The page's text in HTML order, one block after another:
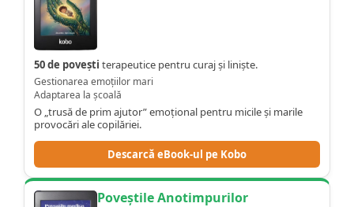
50 de povești terapeutice pentru curaj și liniște.
Gestionarea emoțiilor mari
Adaptarea la școală
O „trusă de prim ajutor” emoțional pentru micile și marile
provocări ale copilăriei.
Descarcă eBook-ul pe Kobo
Poveștile Anotimpurilor